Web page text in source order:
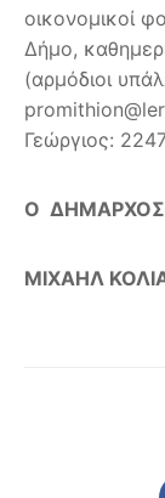
οικονομικοί
Δήμο,
(αρμόδιοι
Γεώργιος:
Ο ΔΗΜΑΡΧΟΣ
ΜΙΧΑΗΛ